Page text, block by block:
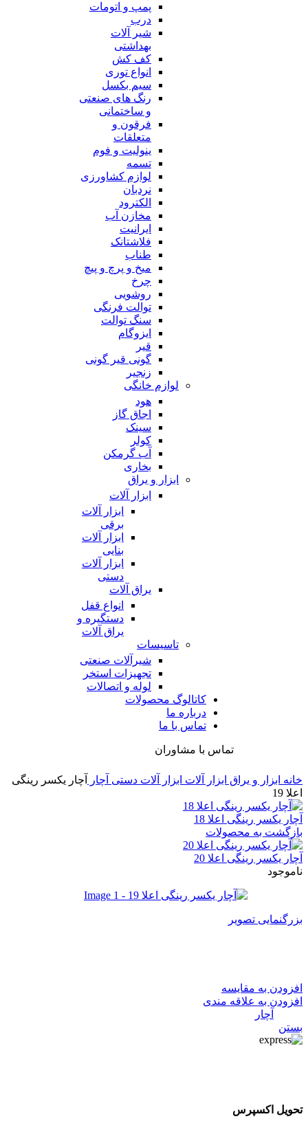
پمپ و اتومات
درب
شیر آلات
بهداشتی
کف کش
انواع توری
سیم بکسل
رنگ های صنعتی
و ساختمانی
فرقون و
متعلقات
ینولیت و فوم
تسمه
لوازم کشاورزی
نردبان
الکترود
مخازن آب
ایرانیت
فلاشتانک
طناب
میخ و پرچ و پیچ
چرخ
روشویی
توالت فرنگی
سنگ توالت
ایزوگام
قیر
گونی قیر گونی
زنجیر
لوازم خانگی
هود
اجاق گاز
سینک
کولر
آب گرمکن
بخاری
ابزار و یراق
ابزار آلات
ابزار آلات
برقی
ابزار آلات
بنایی
ابزار آلات
دستی
یراق آلات
انواع قفل
دستگیره و
یراق آلات
تاسیسات
شیرآلات صنعتی
تجهیزات استخر
لوله و اتصالات
کاتالوگ محصولات
درباره ما
تماس با ما
تماس با مشاوران
خانه ابزار و یراق ابزار آلات ابزار آلات دستی آچار
آچار یکسر رینگی
اعلا 19
آچار یکسر رینگی اعلا 18
بازگشت به محصولات
آچار یکسر رینگی اعلا 20
ناموجود
بزرگنمایی تصویر
افزودن به مقایسه
افزودن به علاقه مندی
آچار
بستن
تحویل اکسپرس